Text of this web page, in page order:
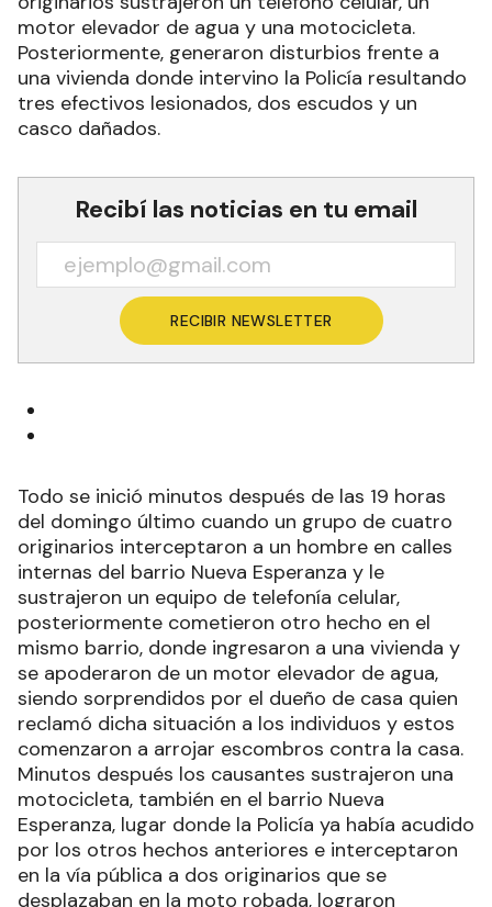
motor elevador de agua y una motocicleta.
Posteriormente, generaron disturbios frente a
una vivienda donde intervino la Policía resultando
tres efectivos lesionados, dos escudos y un
casco dañados.
Recibí las noticias en tu email
RECIBIR NEWSLETTER
Todo se inició minutos después de las 19 horas
del domingo último cuando un grupo de cuatro
originarios interceptaron a un hombre en calles
internas del barrio Nueva Esperanza y le
sustrajeron un equipo de telefonía celular,
posteriormente cometieron otro hecho en el
mismo barrio, donde ingresaron a una vivienda y
se apoderaron de un motor elevador de agua,
siendo sorprendidos por el dueño de casa quien
reclamó dicha situación a los individuos y estos
comenzaron a arrojar escombros contra la casa.
Minutos después los causantes sustrajeron una
motocicleta, también en el barrio Nueva
Esperanza, lugar donde la Policía ya había acudido
por los otros hechos anteriores e interceptaron
en la vía pública a dos originarios que se
desplazaban en la moto robada, lograron